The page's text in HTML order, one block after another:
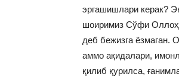
эргашишлари керак?
шоиримиз Сўфи
деб бежизга ёзмаган.
аммо ақидалари,
қилиб қурилса,